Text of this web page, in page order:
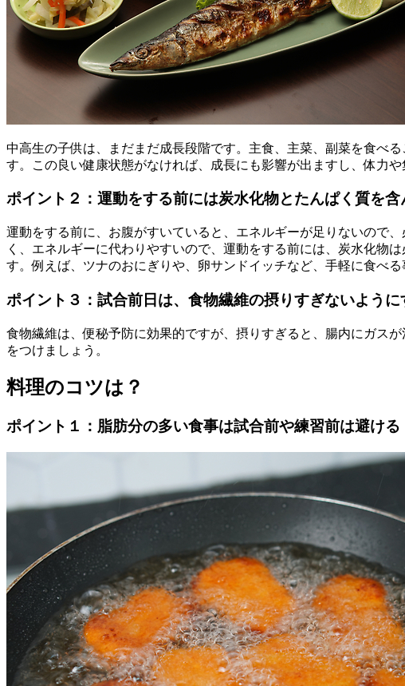
中高生の子供は、まだまだ成長段階です。主食、主菜、副菜を食べ
す。この良い健康状態がなければ、成長にも影響が出ますし、体力や
ポイント２：運動をする前には炭水化物とたんぱく質を
運動をする前に、お腹がすいていると、エネルギーが足りないので
く、エネルギーに代わりやすいので、運動をする前には、炭水化物
す。例えば、ツナのおにぎりや、卵サンドイッチなど、手軽に食べ
ポイント３：試合前日は、食物繊維の摂りすぎないように
食物繊維は、便秘予防に効果的ですが、摂りすぎると、腸内にガス
をつけましょう。
料理のコツは？
ポイント１：脂肪分の多い食事は試合前や練習前は避ける